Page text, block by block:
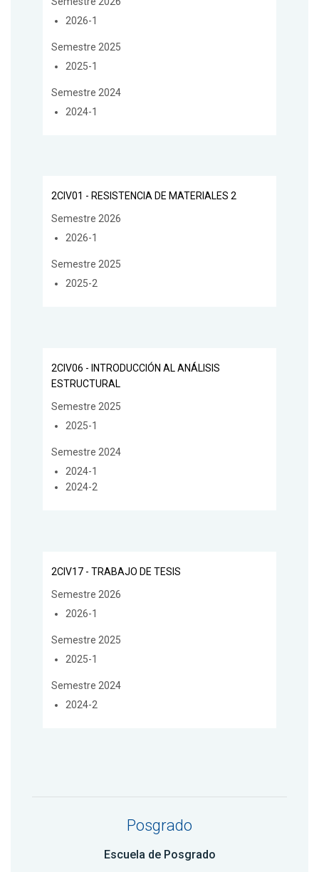
2026-1
Semestre 2025
2025-1
Semestre 2024
2024-1
2CIV01 - RESISTENCIA DE MATERIALES 2
Semestre 2026
2026-1
Semestre 2025
2025-2
2CIV06 - INTRODUCCIÓN AL ANÁLISIS
ESTRUCTURAL
Semestre 2025
2025-1
Semestre 2024
2024-1
2024-2
2CIV17 - TRABAJO DE TESIS
Semestre 2026
2026-1
Semestre 2025
2025-1
Semestre 2024
2024-2
Posgrado
Escuela de Posgrado